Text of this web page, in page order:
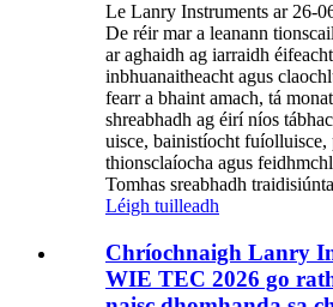
Le Lanry Instruments ar 26-
De réir mar a leanann
ar aghaidh ag iarraidh
inbhuanaitheacht agus
fearr a bhaint amach, tá
shreabhadh ag éirí níos
uisce, bainistíocht fuíolluisce,
thionsclaíocha agus
Tomhas sreabhadh
Léigh tuilleadh
Chríochnaigh Lanry
WIE TEC 2026 go